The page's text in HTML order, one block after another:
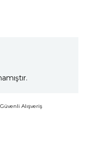
Güvenli Alışveriş